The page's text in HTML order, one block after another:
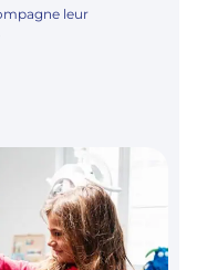
leur